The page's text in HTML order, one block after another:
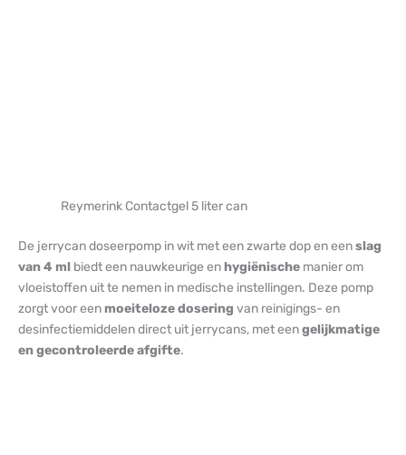
Reymerink Contactgel 5 liter can
De jerrycan doseerpomp in wit met een zwarte dop en eenslag
van 4 ml biedt een nauwkeurige en hygiënische manier om
vloeistoffen uit te nemen in medische instellingen. Deze pomp
zorgt voor eenmoeiteloze dosering van reinigings- en
desinfectiemiddelen direct uit jerrycans, met eengelijkmatige
en gecontroleerde afgifte.